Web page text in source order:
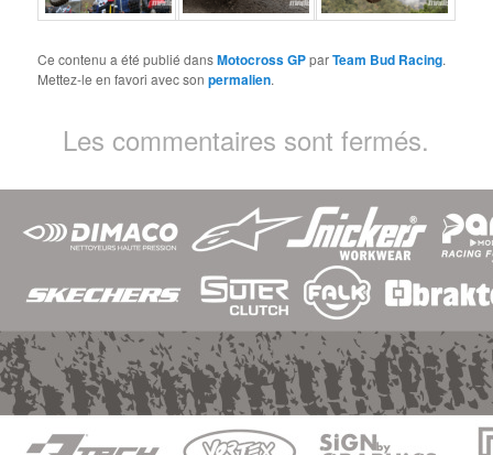
Ce contenu a été publié dansMotocross GPparTeam Bud Racing.
Mettez-le en favori avec sonpermalien.
Les commentaires sont fermés.